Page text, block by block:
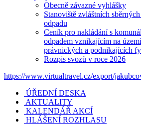
Obecně závazné vyhlášky
Stanoviště zvláštních
odpadu
Ceník pro nakládání s
odpadem vznikajícím na
právnických a podnikajících
Rozpis svozů v roce 2026
https://www.virtualtravel.cz/export/
ÚŘEDNÍ DESKA
AKTUALITY
KALENDÁŘ AKCÍ
HLÁŠENÍ ROZHLASU